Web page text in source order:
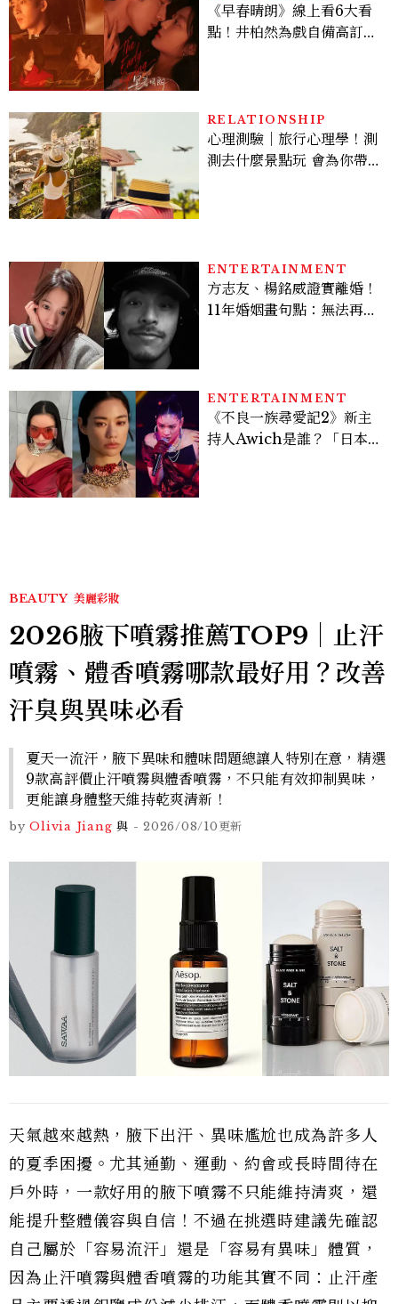
《早春晴朗》線上看6大看
點！井柏然為戲自備高訂，
RELATIONSHIP
心理測驗｜旅行心理學！測
測去什麼景點玩 會為你帶來
ENTERTAINMENT
方志友、楊銘威證實離婚！
11年婚姻畫句點：無法再做
ENTERTAINMENT
《不良一族尋愛記2》新主
持人Awich是誰？「日本嘻
BEAUTY 美麗彩妝
2026腋下噴霧推薦TOP9｜止汗
噴霧、體香噴霧哪款最好用？改善
汗臭與異味必看
夏天一流汗，腋下異味和體味問題總讓人特別在意，精選
9款高評價止汗噴霧與體香噴霧，不只能有效抑制異味，
更能讓身體整天維持乾爽清新！
by Olivia Jiang 與 - 2026/08/10更新
天氣越來越熱，腋下出汗、異味尷尬也成為許多人
的夏季困擾。尤其通勤、運動、約會或長時間待在
戶外時，一款好用的腋下噴霧不只能維持清爽，還
能提升整體儀容與自信！不過在挑選時建議先確認
自己屬於「容易流汗」還是「容易有異味」體質，
因為止汗噴霧與體香噴霧的功能其實不同：止汗產